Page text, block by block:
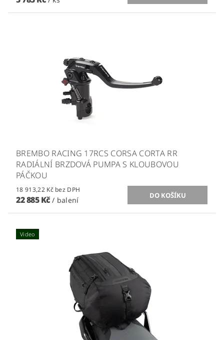
BREMBO RACING 17RCS CORSA CORTA RR
RADIÁLNÍ BRZDOVÁ PUMPA S KLOUBOVOU
PÁČKOU
18 913,22 Kč bez DPH
22 885 Kč/ balení
Video